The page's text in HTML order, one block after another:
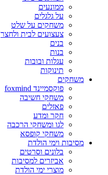
ממונעים
על גלגלים
משחקים על שלט
צעצועים לבית ולחצר
בנים
בנות
עגלות ובובות
תינוקות
משחקים
פוקסמיינד foxmind
משחקי חשיבה
פאזלים
חקר ומדע
לגו ומשחקי הרכבה
משחקי קופסא
מסיבות וימי הולדת
בלונים וסרטים
אביזרים למסיבות
מוצרי ימי הולדת